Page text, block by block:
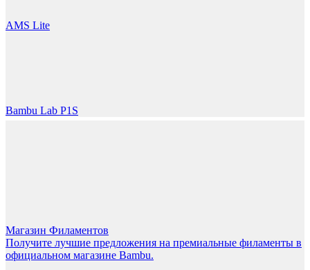
AMS Lite
Bambu Lab P1S
Магазин Филаментов
Получите лучшие предложения на премиальные филаменты в
официальном магазине Bambu.